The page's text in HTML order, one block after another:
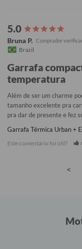
Bruna P.
Brazil
Garrafa
temperatura
Além de ser um charme
tamanho excelente pra
pra dar de presente e fez
Garrafa Térmica Urban +
Este comentário foi útil?
<